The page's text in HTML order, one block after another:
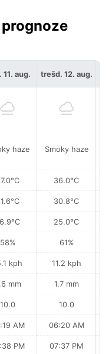
11. aug.
haze
58%
kph
mm
10.0
AM
PM
trešd. 12. aug.
Smoky haze
36.0°C
30.8°C
25.0°C
61%
11.2 kph
1.7 mm
10.0
06:20 AM
07:37 PM